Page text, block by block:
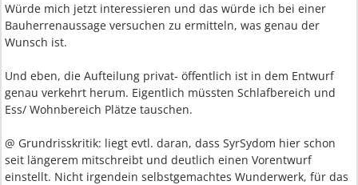
Würde mich jetzt interessieren und das würde ich bei einer
Bauherrenaussage versuchen zu ermitteln, was genau der
Wunsch ist.
Und eben, die Aufteilung privat- öffentlich ist in dem Entwurf
genau verkehrt herum. Eigentlich müssten Schlafbereich und
Ess/ Wohnbereich Plätze tauschen.
@ Grundrisskritik: liegt evtl. daran, dass SyrSydom hier schon
seit längerem mitschreibt und deutlich einen Vorentwurf
einstellt. Nicht irgendein selbstgemachtes Wunderwerk, für das